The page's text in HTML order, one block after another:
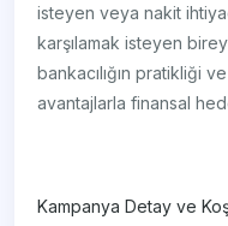
isteyen veya nakit
karşılamak isteyen
bankacılığın pratikliği
avantajlarla finansal
Kampanya Detay ve